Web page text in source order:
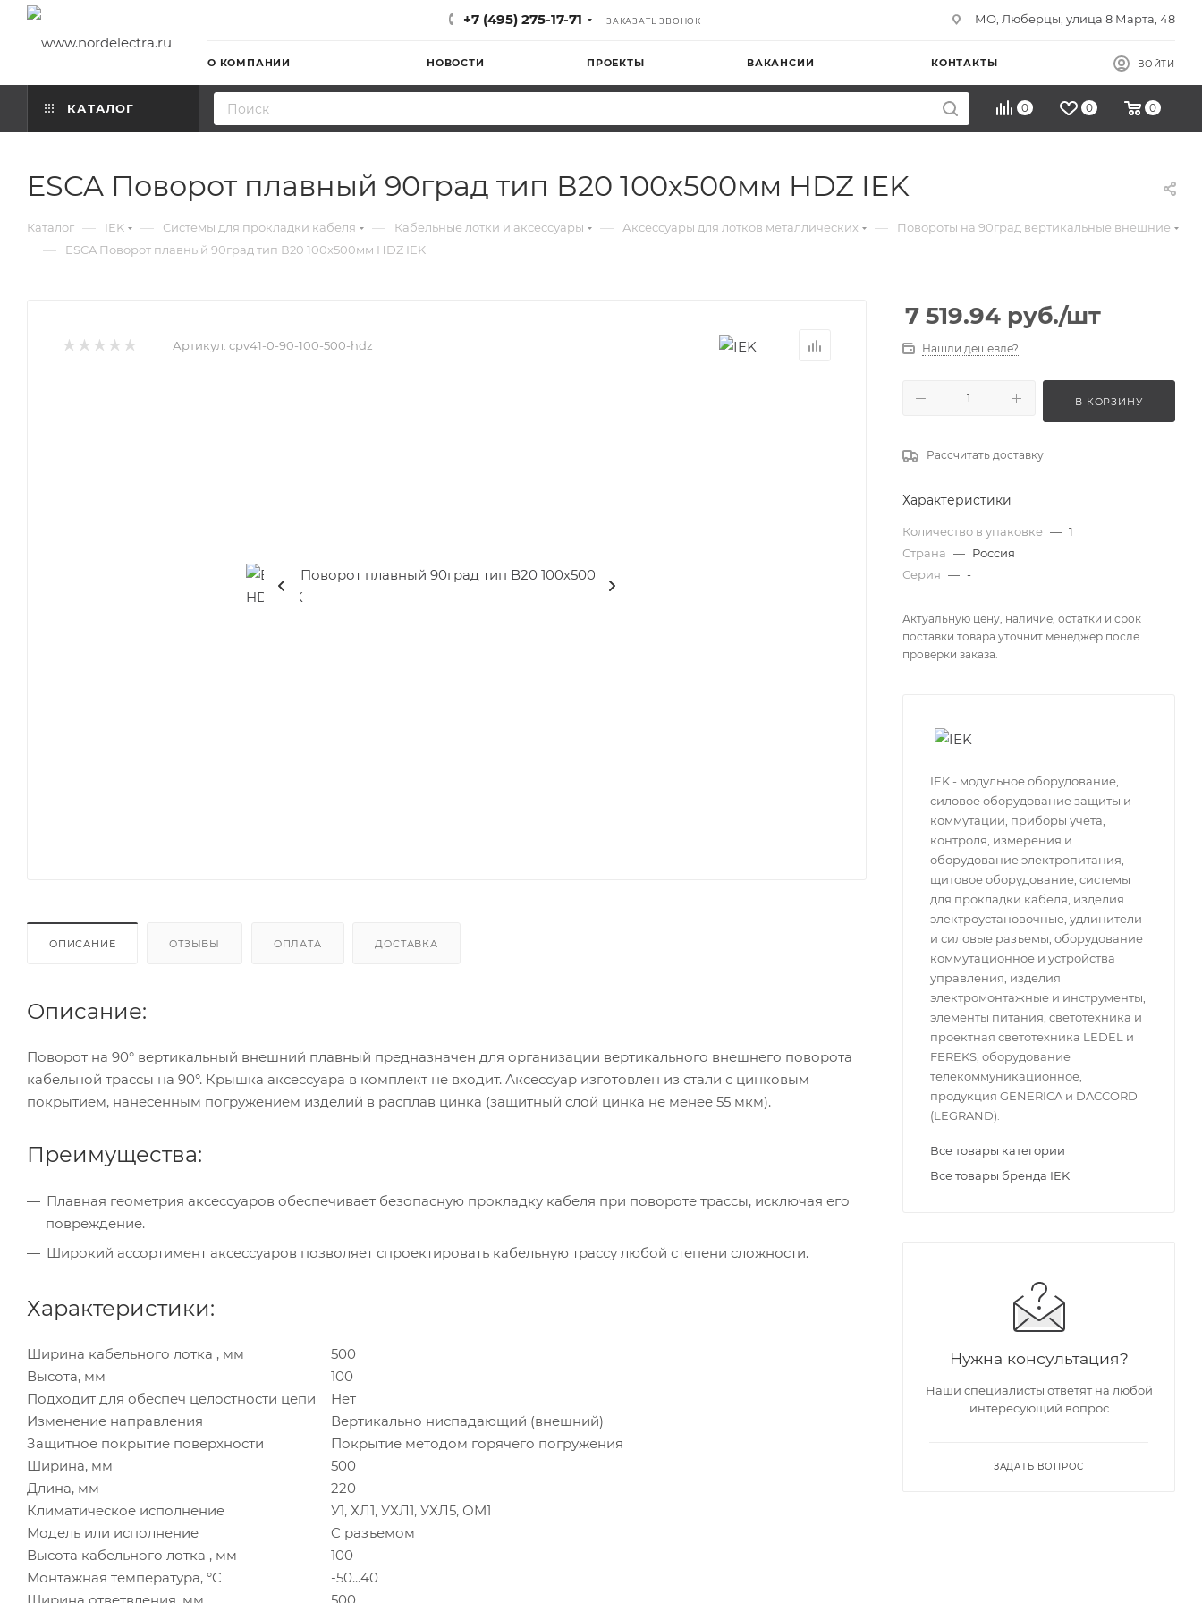
+7 (495) 275-17-71 ЗАКАЗАТЬ ЗВОНОК МО, Люберцы, улица 8 Марта, 48
О КОМПАНИИ НОВОСТИ ПРОЕКТЫ ВАКАНСИИ КОНТАКТЫ ВОЙТИ
КАТАЛОГ 0 0 0
ESCA Поворот плавный 90град тип В20 100х500мм HDZ IEK
Каталог — IEK — Системы для прокладки кабеля — Кабельные лотки и аксессуары — Аксессуары для лотков металлических — Повороты на 90град вертикальные внешние
— ESCA Поворот плавный 90град тип В20 100х500мм HDZ IEK
Артикул: cpv41-0-90-100-500-hdz
ОПИСАНИЕ ОТЗЫВЫ ОПЛАТА ДОСТАВКА
Описание:
Поворот на 90° вертикальный внешний плавный предназначен для организации вертикального внешнего поворота
кабельной трассы на 90°. Крышка аксессуара в комплект не входит. Аксессуар изготовлен из стали с цинковым
покрытием, нанесенным погружением изделий в расплав цинка (защитный слой цинка не менее 55 мкм).
Преимущества:
Плавная геометрия аксессуаров обеспечивает безопасную прокладку кабеля при повороте трассы, исключая его
повреждение.
Широкий ассортимент аксессуаров позволяет спроектировать кабельную трассу любой степени сложности.
Характеристики:
Ширина кабельного лотка , мм
500
Высота, мм
100
Подходит для обеспеч целостности цепи
Нет
Изменение направления
Вертикально ниспадающий (внешний)
Защитное покрытие поверхности
Покрытие методом горячего погружения
Ширина, мм
500
Длина, мм
220
Климатическое исполнение
У1, ХЛ1, УХЛ1, УХЛ5, ОМ1
Модель или исполнение
C разъемом
Высота кабельного лотка , мм
100
Монтажная температура, °C
-50...40
Ширина ответвления, мм
500
7 519.94 руб./шт
Нашли дешевле?
В КОРЗИНУ
Рассчитать доставку
Характеристики
Количество в упаковке — 1
Страна — Россия
Серия — -
Актуальную цену, наличие, остатки и срок
поставки товара уточнит менеджер после
проверки заказа.
IEK - модульное оборудование,
силовое оборудование защиты и
коммутации, приборы учета,
контроля, измерения и
оборудование электропитания,
щитовое оборудование, системы
для прокладки кабеля, изделия
электроустановочные, удлинители
и силовые разъемы, оборудование
коммутационное и устройства
управления, изделия
электромонтажные и инструменты,
элементы питания, светотехника и
проектная светотехника LEDEL и
FEREKS, оборудование
телекоммуникационное,
продукция GENERICA и DACCORD
(LEGRAND).
Все товары категории
Все товары бренда IEK
Нужна консультация?
Наши специалисты ответят на любой
интересующий вопрос
ЗАДАТЬ ВОПРОС